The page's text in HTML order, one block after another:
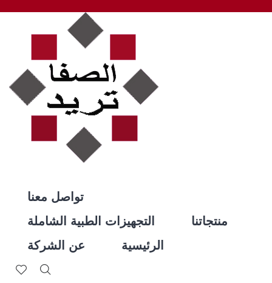
تواصل معنا
التجهيزات الطبية الشاملة
منتجاتنا
عن الشركة
الرئيسية